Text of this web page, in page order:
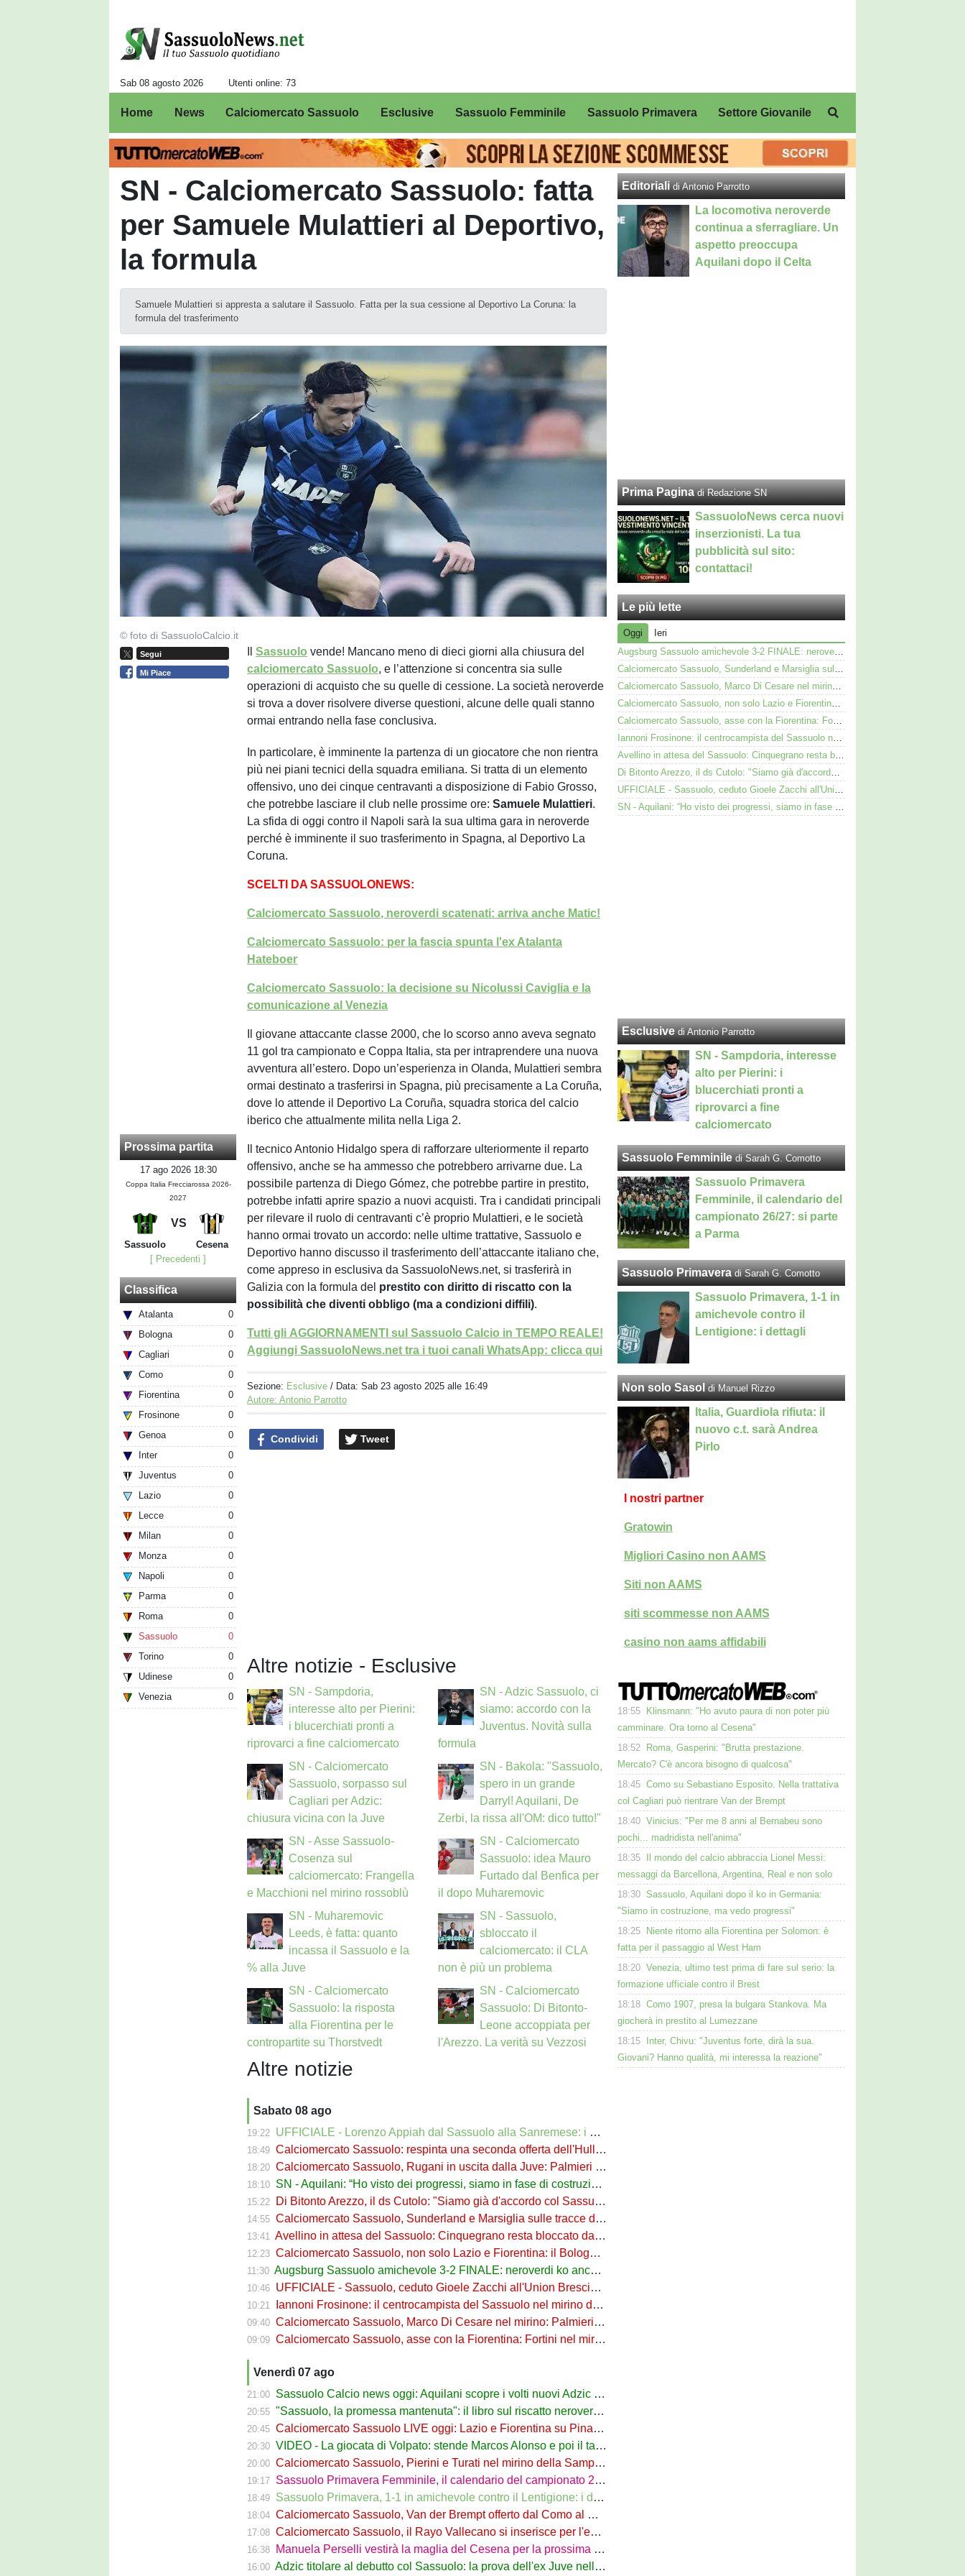
Sab 08 agosto 2026 Utenti online: 73
Home News Calciomercato Sassuolo Esclusive Sassuolo Femminile Sassuolo Primavera Settore Giovanile
SN - Calciomercato Sassuolo: fatta
per Samuele Mulattieri al Deportivo,
la formula
Samuele Mulattieri si appresta a salutare il Sassuolo. Fatta per la sua cessione al Deportivo La Coruna: la
formula del trasferimento
© foto di SassuoloCalcio.it
Segui
Mi Piace
Prossima partita
17 ago 2026 18:30
Coppa Italia Frecciarossa 2026-
2027
VS
Sassuolo
Cesena
[ Precedenti ]
Classifica
Atalanta
0
Bologna
0
Cagliari
0
Como
0
Fiorentina
0
Frosinone
0
Genoa
0
Inter
0
Juventus
0
Lazio
0
Lecce
0
Milan
0
Monza
0
Napoli
0
Parma
0
Roma
0
Sassuolo
0
Torino
0
Udinese
0
Venezia
0
IlSassuolo vende! Mancano meno di dieci giorni alla chiusura del
calciomercato Sassuolo, e l’attenzione si concentra sia sulle
operazioni di acquisto che su quelle di cessione. La società neroverde
si trova a dover risolvere diverse questioni, alcune delle quali stanno
ormai entrando nella fase conclusiva.
In particolare, è imminente la partenza di un giocatore che non rientra
più nei piani tecnici della squadra emiliana. Si tratta di un elemento
offensivo, uno dei cinque centravanti a disposizione di Fabio Grosso,
che potrebbe lasciare il club nelle prossime ore:Samuele Mulattieri.
La sfida di oggi contro il Napoli sarà la sua ultima gara in neroverde
perché è imminente il suo trasferimento in Spagna, al Deportivo La
Coruna.
SCELTI DA SASSUOLONEWS:
Calciomercato Sassuolo, neroverdi scatenati: arriva anche Matic!
Calciomercato Sassuolo: per la fascia spunta l'ex Atalanta
Hateboer
Calciomercato Sassuolo: la decisione su Nicolussi Caviglia e la
comunicazione al Venezia
Il giovane attaccante classe 2000, che lo scorso anno aveva segnato
11 gol tra campionato e Coppa Italia, sta per intraprendere una nuova
avventura all’estero. Dopo un’esperienza in Olanda, Mulattieri sembra
ormai destinato a trasferirsi in Spagna, più precisamente a La Coruña,
dove lo attende il Deportivo La Coruña, squadra storica del calcio
iberico che attualmente milita nella Liga 2.
Il tecnico Antonio Hidalgo spera di rafforzare ulteriormente il reparto
offensivo, anche se ha ammesso che potrebbero arrivarne due. La
possibile partenza di Diego Gómez, che potrebbe partire in prestito,
potrebbe infatti aprire spazio a nuovi acquisti. Tra i candidati principali
per rilevare il ruolo di centravanti c’è proprio Mulattieri, e le società
hanno ormai trovato un accordo: nelle ultime trattative, Sassuolo e
Deportivo hanno discusso il trasferimento dell’attaccante italiano che,
come appreso in esclusiva da SassuoloNews.net, si trasferirà in
Galizia con la formula del prestito con diritto di riscatto con la
possibilità che diventi obbligo (ma a condizioni diffili).
Tutti gli AGGIORNAMENTI sul Sassuolo Calcio in TEMPO REALE!
Aggiungi SassuoloNews.net tra i tuoi canali WhatsApp: clicca qui
Sezione: Esclusive / Data:Sab 23 agosto 2025 alle 16:49
Autore: Antonio Parrotto
Condividi Tweet
Altre notizie - Esclusive
SN - Sampdoria,
interesse alto per Pierini:
i blucerchiati pronti a
riprovarci a fine calciomercato
SN - Adzic Sassuolo, ci
siamo: accordo con la
Juventus. Novità sulla
formula
SN - Calciomercato
Sassuolo, sorpasso sul
Cagliari per Adzic:
chiusura vicina con la Juve
SN - Bakola: "Sassuolo,
spero in un grande
Darryl! Aquilani, De
Zerbi, la rissa all'OM: dico tutto!"
SN - Asse Sassuolo-
Cosenza sul
calciomercato: Frangella
e Macchioni nel mirino rossoblù
SN - Calciomercato
Sassuolo: idea Mauro
Furtado dal Benfica per
il dopo Muharemovic
SN - Muharemovic
Leeds, è fatta: quanto
incassa il Sassuolo e la
% alla Juve
SN - Sassuolo,
sbloccato il
calciomercato: il CLA
non è più un problema
SN - Calciomercato
Sassuolo: la risposta
alla Fiorentina per le
contropartite su Thorstvedt
SN - Calciomercato
Sassuolo: Di Bitonto-
Leone accoppiata per
l'Arezzo. La verità su Vezzosi
Altre notizie
Sabato 08 ago
19:22 UFFICIALE - Lorenzo Appiah dal Sassuolo alla Sanremese: i dettagli
18:49 Calciomercato Sassuolo: respinta una seconda offerta dell'Hull per Pinamonti
18:20 Calciomercato Sassuolo, Rugani in uscita dalla Juve: Palmieri sfida il Monza
18:10 SN - Aquilani: “Ho visto dei progressi, siamo in fase di costruzione”
15:22 Di Bitonto Arezzo, il ds Cutolo: "Siamo già d'accordo col Sassuolo"
14:55 Calciomercato Sassuolo, Sunderland e Marsiglia sulle tracce di Josh Doig
13:41 Avellino in attesa del Sassuolo: Cinquegrano resta bloccato da Aquilani
12:23 Calciomercato Sassuolo, non solo Lazio e Fiorentina: il Bologna su Pinamonti, Sartori era al Ricci
11:30 Augsburg Sassuolo amichevole 3-2 FINALE: neroverdi ko anche in Germania
10:46 UFFICIALE - Sassuolo, ceduto Gioele Zacchi all'Union Brescia: la formula
10:21 Iannoni Frosinone: il centrocampista del Sassuolo nel mirino dei ciociari
09:40 Calciomercato Sassuolo, Marco Di Cesare nel mirino: Palmieri sul centrale del Racing Avellaneda
09:09 Calciomercato Sassuolo, asse con la Fiorentina: Fortini nel mirino, Thorstvedt e Fabbian sul tavolo
Venerdì 07 ago
21:00 Sassuolo Calcio news oggi: Aquilani scopre i volti nuovi Adzic e Bowie
20:55 "Sassuolo, la promessa mantenuta": il libro sul riscatto neroverde su Amazon e in libreria
20:45 Calciomercato Sassuolo LIVE oggi: Lazio e Fiorentina su Pinamonti, rispunta Zappa
20:30 VIDEO - La giocata di Volpato: stende Marcos Alonso e poi il tacco per il gol di Bakola
20:00 Calciomercato Sassuolo, Pierini e Turati nel mirino della Sampdoria
19:17 Sassuolo Primavera Femminile, il calendario del campionato 26/27: si parte a Parma
18:49 Sassuolo Primavera, 1-1 in amichevole contro il Lentigione: i dettagli
18:04 Calciomercato Sassuolo, Van der Brempt offerto dal Como al Cagliari per avere Esposito
17:08 Calciomercato Sassuolo, il Rayo Vallecano si inserisce per l'ex Torino Obrador
16:38 Manuela Perselli vestirà la maglia del Cesena per la prossima stagione
16:00 Adzic titolare al debutto col Sassuolo: la prova dell'ex Juve nell'1-4 col Celta
Editoriali di Antonio Parrotto
La locomotiva neroverde
continua a sferragliare. Un
aspetto preoccupa
Aquilani dopo il Celta
Prima Pagina di Redazione SN
SassuoloNews cerca nuovi
inserzionisti. La tua
pubblicità sul sito:
contattaci!
Le più lette
Oggi
Ieri
Augsburg Sassuolo amichevole 3-2 FINALE: neroverdi ko anche in Germania
Calciomercato Sassuolo, Sunderland e Marsiglia sulle tracce di Josh Doig
Calciomercato Sassuolo, Marco Di Cesare nel mirino: Palmieri sul centrale del Racing Avellaneda
Calciomercato Sassuolo, non solo Lazio e Fiorentina: il Bologna su Pinamonti, Sartori era al Ricci
Calciomercato Sassuolo, asse con la Fiorentina: Fortini nel mirino, Thorstvedt e Fabbian sul tavolo
Iannoni Frosinone: il centrocampista del Sassuolo nel mirino dei ciociari
Avellino in attesa del Sassuolo: Cinquegrano resta bloccato da Aquilani
Di Bitonto Arezzo, il ds Cutolo: "Siamo già d'accordo col Sassuolo"
UFFICIALE - Sassuolo, ceduto Gioele Zacchi all'Union Brescia: la formula
SN - Aquilani: “Ho visto dei progressi, siamo in fase di costruzione”
Esclusive di Antonio Parrotto
SN - Sampdoria, interesse
alto per Pierini: i
blucerchiati pronti a
riprovarci a fine
calciomercato
Sassuolo Femminile di Sarah G. Comotto
Sassuolo Primavera
Femminile, il calendario del
campionato 26/27: si parte
a Parma
Sassuolo Primavera di Sarah G. Comotto
Sassuolo Primavera, 1-1 in
amichevole contro il
Lentigione: i dettagli
Non solo Sasol di Manuel Rizzo
Italia, Guardiola rifiuta: il
nuovo c.t. sarà Andrea
Pirlo
I nostri partner
Gratowin
Migliori Casino non AAMS
Siti non AAMS
siti scommesse non AAMS
casino non aams affidabili
18:55
Klinsmann: "Ho avuto paura di non poter più
camminare. Ora torno al Cesena"
18:52
Roma, Gasperini: "Brutta prestazione.
Mercato? C'è ancora bisogno di qualcosa"
18:45 Como su Sebastiano Esposito. Nella trattativa
col Cagliari può rientrare Van der Brempt
18:40 Vinicius: "Per me 8 anni al Bernabeu sono
pochi... madridista nell'anima"
18:35
Il mondo del calcio abbraccia Lionel Messi:
messaggi da Barcellona, Argentina, Real e non solo
18:30 Sassuolo, Aquilani dopo il ko in Germania:
"Siamo in costruzione, ma vedo progressi"
18:25
Niente ritorno alla Fiorentina per Solomon: è
fatta per il passaggio al West Ham
18:20 Venezia, ultimo test prima di fare sul serio: la
formazione ufficiale contro il Brest
18:18 Como 1907, presa la bulgara Stankova. Ma
giocherà in prestito al Lumezzane
18:15
Inter, Chivu: "Juventus forte, dirà la sua.
Giovani? Hanno qualità, mi interessa la reazione"